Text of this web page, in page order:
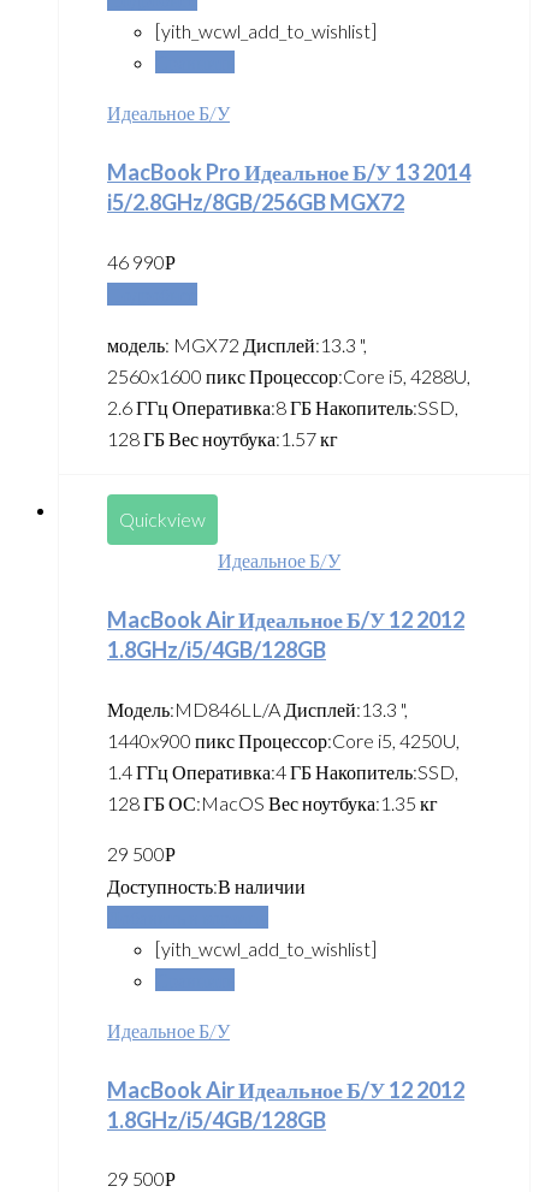
[yith_wcwl_add_to_wishlist]
Идеальное Б/У
MacBook Pro Идеальное Б/У 13 2014
i5/2.8GHz/8GB/256GB MGX72
46 990Р
модель: MGX72 Дисплей:13.3 ",
2560x1600 пикс Процессор:Core i5, 4288U,
2.6 ГГц Оперативка:8 ГБ Накопитель:SSD,
128 ГБ Вес ноутбука:1.57 кг
Quickview
Идеальное Б/У
MacBook Air Идеальное Б/У 12 2012
1.8GHz/i5/4GB/128GB
Модель:MD846LL/A Дисплей:13.3 ",
1440x900 пикс Процессор:Core i5, 4250U,
1.4 ГГц Оперативка:4 ГБ Накопитель:SSD,
128 ГБ ОС:MacOS Вес ноутбука:1.35 кг
29 500Р
Доступность:В наличии
[yith_wcwl_add_to_wishlist]
Идеальное Б/У
MacBook Air Идеальное Б/У 12 2012
1.8GHz/i5/4GB/128GB
29 500Р